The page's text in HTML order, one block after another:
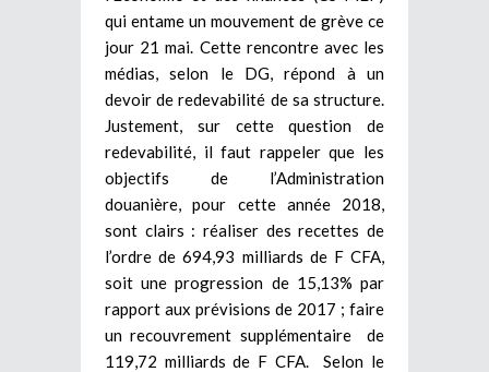
qui entame un mouvement de grève ce
jour 21 mai. Cette rencontre avec les
médias, selon le DG, répond à un
devoir de redevabilité de sa structure.
Justement, sur cette question de
redevabilité, il faut rappeler que les
objectifs de l’Administration
douanière, pour cette année 2018,
sont clairs : réaliser des recettes de
l’ordre de 694,93 milliards de F CFA,
soit une progression de 15,13% par
rapport aux prévisions de 2017 ; faire
un recouvrement supplémentaire de
119,72 milliards de F CFA. Selon le